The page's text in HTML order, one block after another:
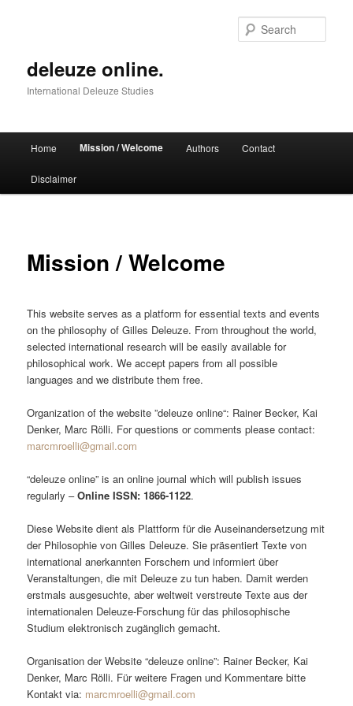
deleuze online.
International Deleuze Studies
Home Mission / Welcome Authors Contact
Disclaimer
Mission / Welcome
This website serves as a platform for essential texts and events
on the philosophy of Gilles Deleuze. From throughout the world,
selected international research will be easily available for
philosophical work. We accept papers from all possible
languages and we distribute them free.
Organization of the website ”deleuze online“: Rainer Becker, Kai
Denker, Marc Rölli. For questions or comments please contact:
marcmroelli@gmail.com
“deleuze online” is an online journal which will publish issues
regularly –Online ISSN: 1866-1122.
Diese Website dient als Plattform für die Auseinandersetzung mit
der Philosophie von Gilles Deleuze. Sie präsentiert Texte von
international anerkannten Forschern und informiert über
Veranstaltungen, die mit Deleuze zu tun haben. Damit werden
erstmals ausgesuchte, aber weltweit verstreute Texte aus der
internationalen Deleuze-Forschung für das philosophische
Studium elektronisch zugänglich gemacht.
Organisation der Website “deleuze online”: Rainer Becker, Kai
Denker, Marc Rölli. Für weitere Fragen und Kommentare bitte
Kontakt via: marcmroelli@gmail.com